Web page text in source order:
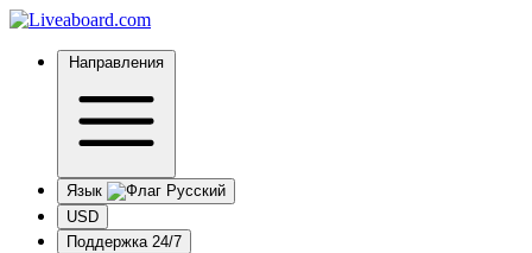
Направления
Язык
USD
Поддержка 24/7